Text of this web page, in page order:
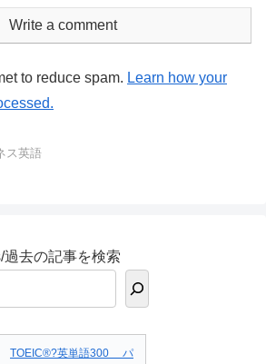
Write a comment
to reduce spam. Learn how your
ス英語
去の記事を検索
TOEIC®?英単語300 パ